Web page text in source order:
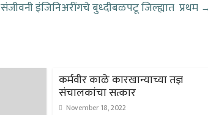
संजीवनी इंजिनिअरींगचे बुध्दीबळपटू जिल्ह्यात प्रथम
कर्मवीर काळे कारखान्याच्या तज्ञ
संचालकांचा सत्कार
November 18, 2022